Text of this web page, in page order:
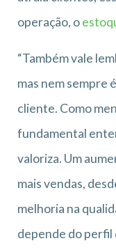
operação, o
“Também vale
mas nem sempre
cliente. Como
fundamental
valoriza. Um
mais vendas,
melhoria na
depende do perfil